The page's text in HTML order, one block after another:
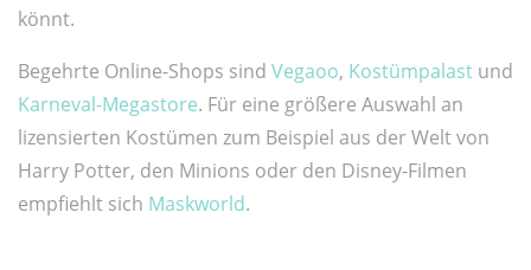
könnt.
Begehrte Online-Shops sind Vegaoo, Kostümpalast und
Karneval-Megastore. Für eine größere Auswahl an
lizensierten Kostümen zum Beispiel aus der Welt von
Harry Potter, den Minions oder den Disney-Filmen
empfiehlt sich Maskworld.